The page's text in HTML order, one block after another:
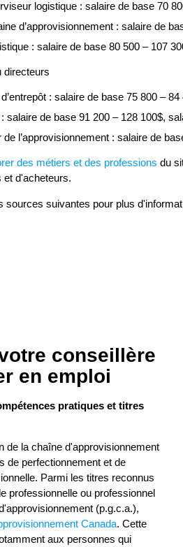
logistique : salaire de base 70
d’approvisionnement : salaire de
: salaire de base 80 500 – 107
directeurs
: salaire de base 75 800 –
salaire de base 91 200 – 128 100$,
l’approvisionnement : salaire de
des métiers et des professions du
et d'acheteurs.
sources suivantes pour plus
conseillère
en emploi
pratiques et titres
de la chaîne d'approvisionnement
de perfectionnement et de
Parmi les titres reconnus
professionnelle ou professionnel
(p.g.c.a.),
Canada. Cette
aux personnes qui